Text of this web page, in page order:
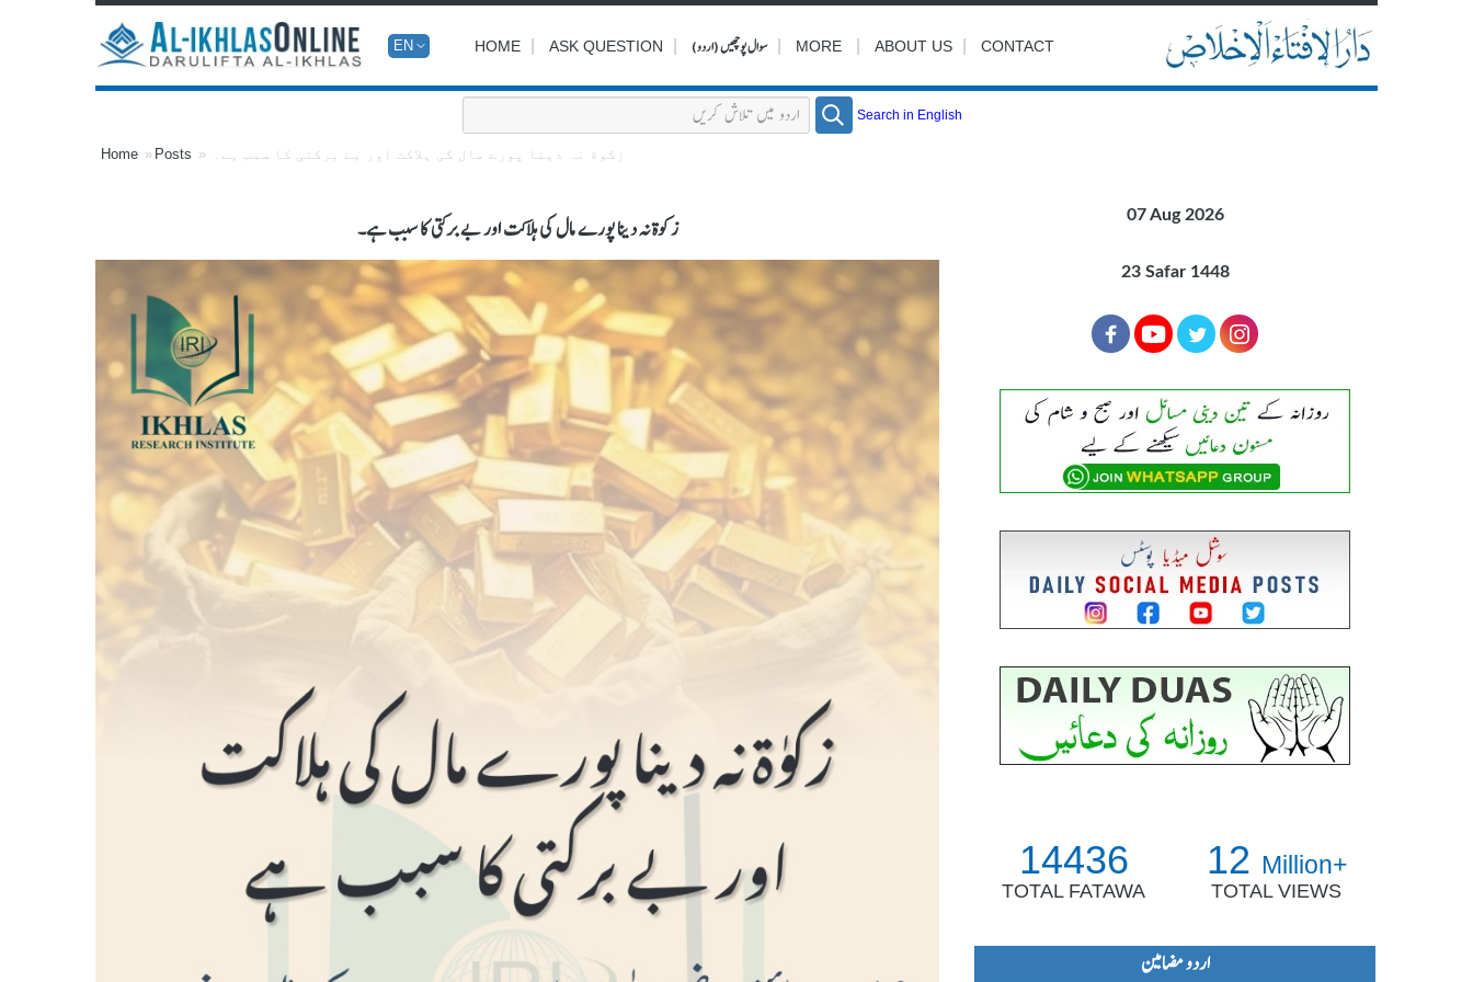
EN HOME ASK QUESTION سوال پوچھیں (اردو) MORE ABOUT US CONTACT
Search in English
Home Posts زکوة نہ دینا پورے مال کی ہلاکت اور بے برکتی کا سبب ہے۔
زکوة نہ دینا پورے مال کی ہلاکت اور بے برکتی کا سبب ہے۔ 07 Aug 2026
23 Safar 1448
14436
TOTAL FATAWA
12 Million+
TOTAL VIEWS
اردو مضامین